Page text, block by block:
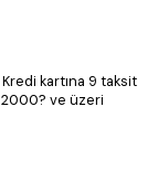
Kredi kartına 9 taksit
2000? ve üzeri